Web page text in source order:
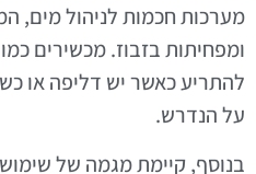
מערכות חכמות לניהול מים,
ומפחיתות בזבוז. מכשירים
להתריע כאשר יש דליפה או
על הנדרש.
בנוסף, קיימת מגמה של